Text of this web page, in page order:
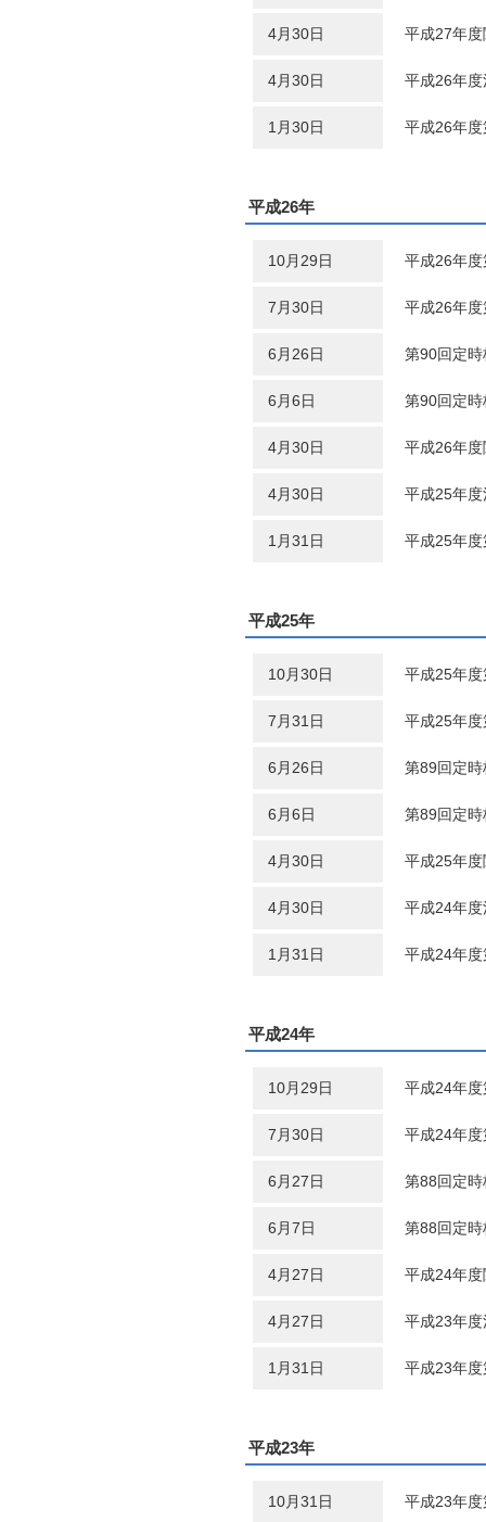
4月30日 平成27年
4月30日 平成26年
1月30日 平成26年
平成26年
10月29日 平成26年
7月30日 平成26年
6月26日 第90回定
6月6日 第90回定
4月30日 平成26年
4月30日 平成25年
1月31日 平成25年
平成25年
10月30日 平成25年
7月31日 平成25年
6月26日 第89回定
6月6日 第89回定
4月30日 平成25年
4月30日 平成24年
1月31日 平成24年
平成24年
10月29日 平成24年
7月30日 平成24年
6月27日 第88回定
6月7日 第88回定
4月27日 平成24年
4月27日 平成23年
1月31日 平成23年
平成23年
10月31日 平成23年